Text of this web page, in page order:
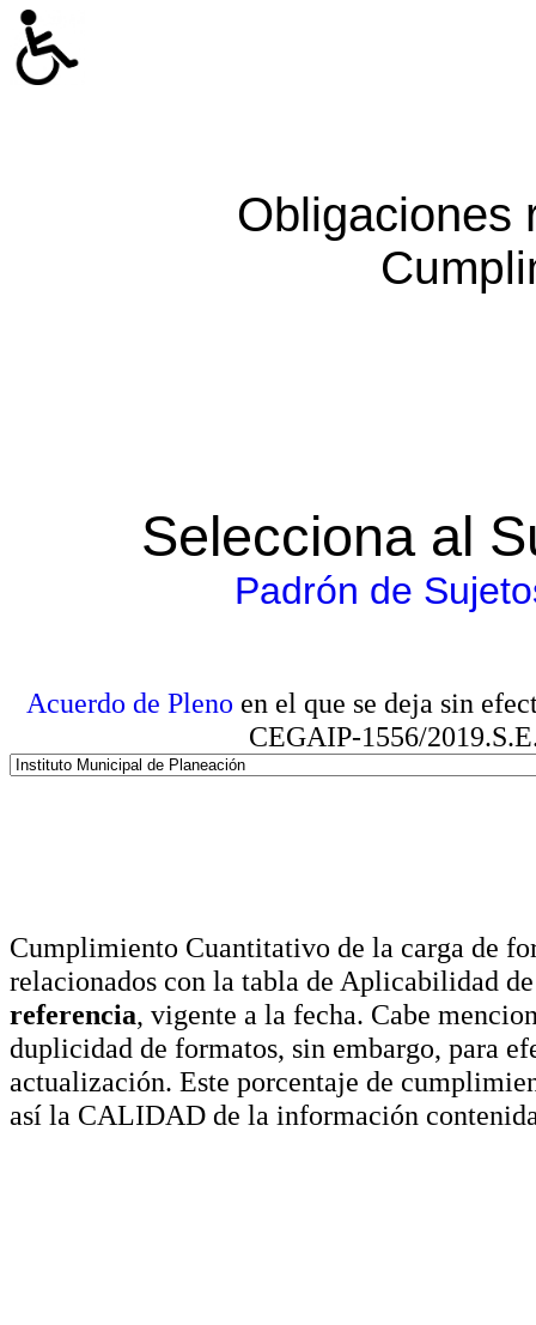
Obligaciones
Selecciona al
Padrón de
Acuerdo de Pleno en el que se deja sin
CEGAIP-1556/
Cumplimiento Cuantitativo de la carga de
relacionados con la tabla de Aplicabilidad
referencia, vigente a la fecha. Cabe
duplicidad de formatos, sin embargo, para
actualización. Este porcentaje de
así la CALIDAD de la información